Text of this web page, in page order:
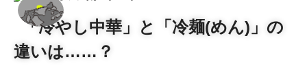
「冷やし中華」と「冷麺(めん)」の
違いは……？